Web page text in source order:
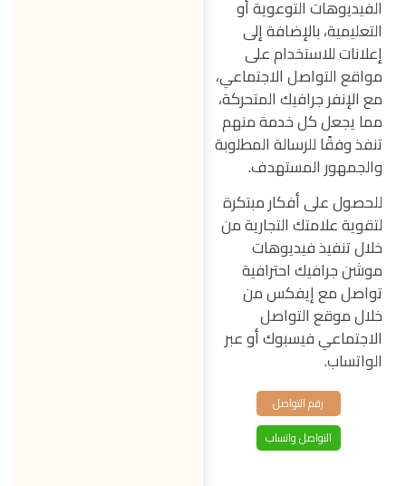
الفيديوهات التوعوية أو
التعليمية، بالإضافة إلى
إعلانات للاستخدام على
مواقع التواصل الاجتماعي،
مع الإنفر جرافيك المتحركة،
مما يجعل كل خدمة منهم
تنفذ وفقًا للرسالة المطلوبة
والجمهور المستهدف.
للحصول على أفكار مبتكرة
لتقوية علامتك التجارية من
خلال تنفيذ فيديوهات
موشن جرافيك احترافية
تواصل مع إيفكس من
خلال موقع التواصل
الاجتماعي فيسبوك أو عبر
الواتساب.
رقم التواصل
التواصل واتساب